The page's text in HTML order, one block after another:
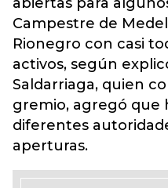
Campestre de
Rionegro con casi
activos, según
Saldarriaga, quien
gremio, agregó que
diferentes
aperturas.